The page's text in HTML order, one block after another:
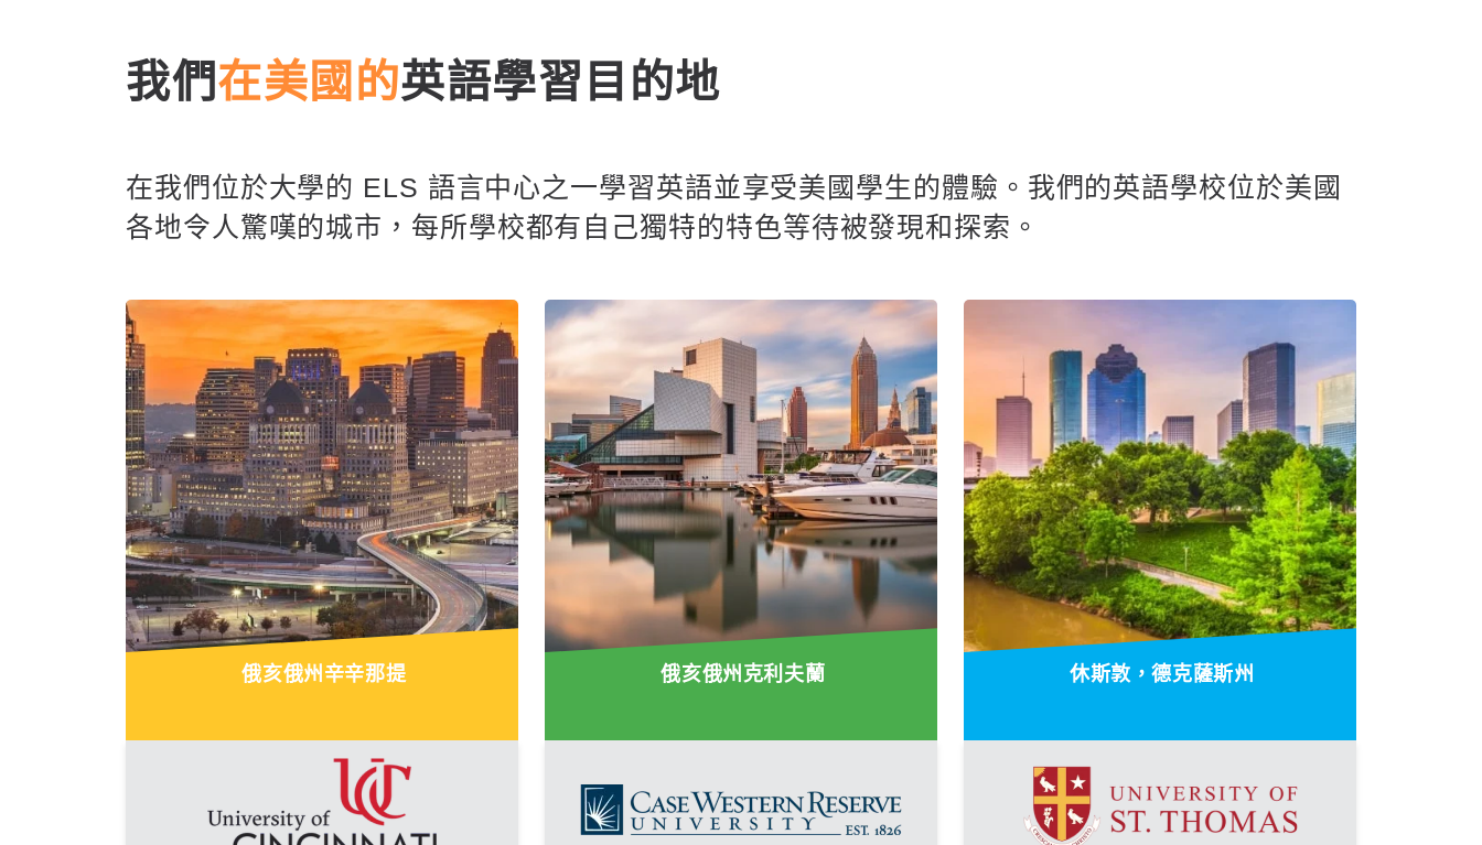
我們在美國的英語學習目的地
在我們位於大學的 ELS 語言中心之一學習英語並享受美國學生的體驗。我們的英語學校位於美國
各地令人驚嘆的城市，每所學校都有自己獨特的特色等待被發現和探索。
俄亥俄州辛辛那提 俄亥俄州克利夫蘭 休斯敦，德克薩斯州